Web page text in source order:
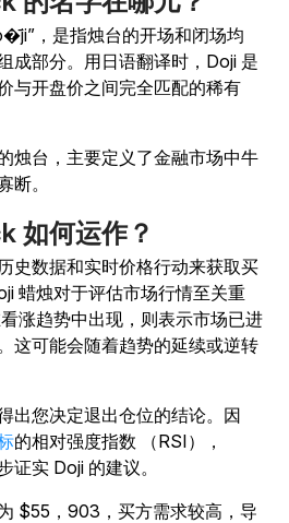
，是指烛台的开场和闭场均
成部分。用日语翻译时，Doji 是
与开盘价之间完全匹配的稀有
烛台，主要定义了金融市场中牛
断。
如何运作？
史数据和实时价格行动来获取买
蜡烛对于评估市场行情至关重
涨趋势中出现，则表示市场已进
这可能会随着趋势的延续或逆转
出您决定退出仓位的结论。因
的相对强度指数 （RSI），
证实 Doji 的建议。
$55，903，买方需求较高，导